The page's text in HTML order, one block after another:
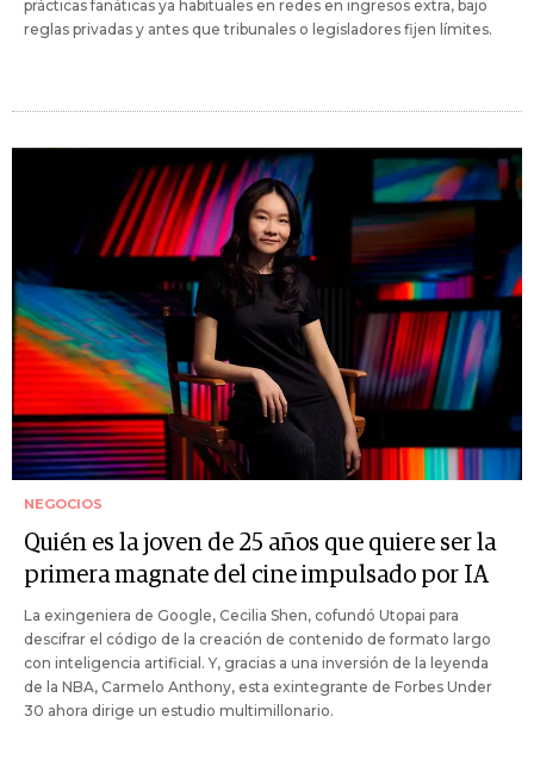
prácticas fanáticas ya habituales en redes en ingresos extra, bajo
reglas privadas y antes que tribunales o legisladores fijen límites.
NEGOCIOS
Quién es la joven de 25 años que quiere ser la
primera magnate del cine impulsado por IA
La exingeniera de Google, Cecilia Shen, cofundó Utopai para
descifrar el código de la creación de contenido de formato largo
con inteligencia artificial. Y, gracias a una inversión de la leyenda
de la NBA, Carmelo Anthony, esta exintegrante de Forbes Under
30 ahora dirige un estudio multimillonario.